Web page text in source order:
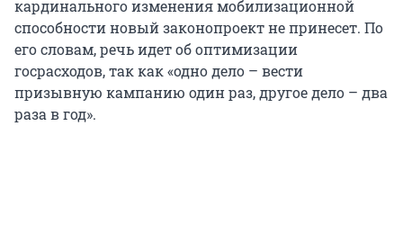
кардинального изменения мобилизационной
способности новый законопроект не принесет. По
его словам, речь идет об оптимизации
госрасходов, так как «одно дело – вести
призывную кампанию один раз, другое дело – два
раза в год».